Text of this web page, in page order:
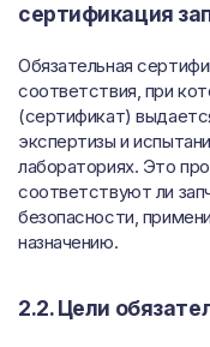
сертификация
Обязательная
соответствия, при
(сертификат)
экспертизы и
лабораториях. Это
соответствуют ли
безопасности,
назначению.
2.2. Цели